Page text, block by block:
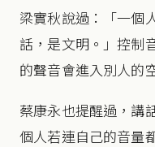
梁實秋說過：「一個
話，是文明。」控制
的聲音會進入別人的
蔡康永也提醒過，講
個人若連自己的音量